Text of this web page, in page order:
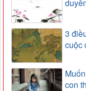
3
cuộc
con